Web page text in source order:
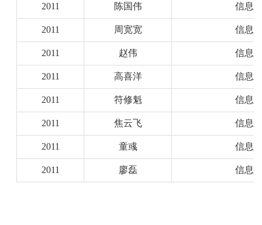
2011 陈国伟 信息
2011 周宽宽 信息
2011 赵伟 信息
2011 高喜洋 信息
2011 符修魁 信息
2011 焦云飞 信息
2011 童彧 信息
2011 廖磊 信息